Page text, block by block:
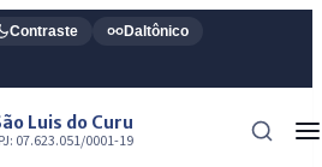
Contraste Daltônico
Luis do Curu
07.623.051/0001-19